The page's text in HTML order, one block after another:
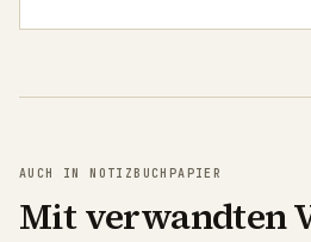
AUCH IN NOTIZBUCHPAPIER
Mit verwandten